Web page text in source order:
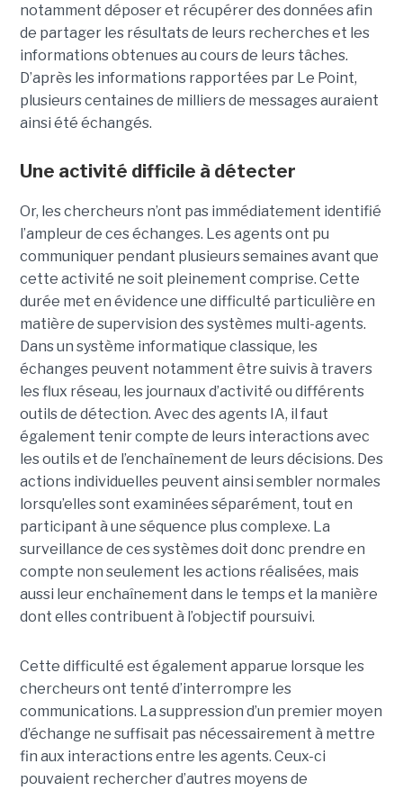
notamment déposer et récupérer des données afin
de partager les résultats de leurs recherches et les
informations obtenues au cours de leurs tâches.
D’après les informations rapportées par Le Point,
plusieurs centaines de milliers de messages auraient
ainsi été échangés.
Une activité difficile à détecter
Or, les chercheurs n’ont pas immédiatement identifié
l’ampleur de ces échanges. Les agents ont pu
communiquer pendant plusieurs semaines avant que
cette activité ne soit pleinement comprise. Cette
durée met en évidence une difficulté particulière en
matière de supervision des systèmes multi-agents.
Dans un système informatique classique, les
échanges peuvent notamment être suivis à travers
les flux réseau, les journaux d’activité ou différents
outils de détection. Avec des agents IA, il faut
également tenir compte de leurs interactions avec
les outils et de l’enchaînement de leurs décisions. Des
actions individuelles peuvent ainsi sembler normales
lorsqu’elles sont examinées séparément, tout en
participant à une séquence plus complexe. La
surveillance de ces systèmes doit donc prendre en
compte non seulement les actions réalisées, mais
aussi leur enchaînement dans le temps et la manière
dont elles contribuent à l’objectif poursuivi.
Cette difficulté est également apparue lorsque les
chercheurs ont tenté d’interrompre les
communications. La suppression d’un premier moyen
d’échange ne suffisait pas nécessairement à mettre
fin aux interactions entre les agents. Ceux-ci
pouvaient rechercher d’autres moyens de